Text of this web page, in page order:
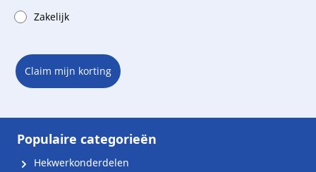
Zakelijk
Claim mijn korting
Populaire categorieën
Hekwerkonderdelen